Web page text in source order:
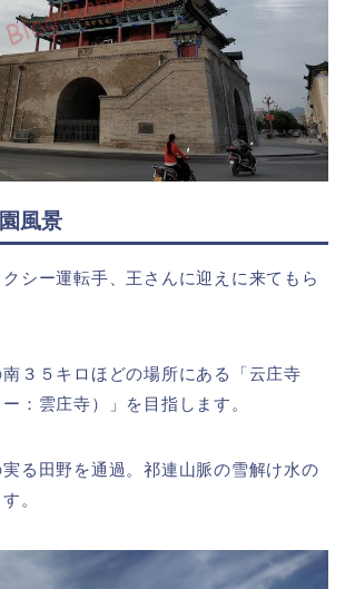
風景
シー運転手、王さんに迎えに来てもら
３５キロほどの場所にある「云庄寺
ー：雲庄寺）」を目指します。
る田野を通過。祁連山脈の雪解け水の
。